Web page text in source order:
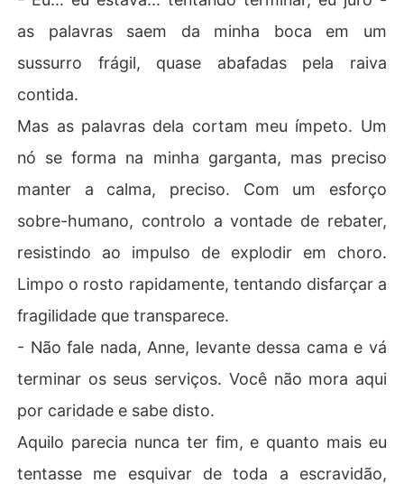
as palavras saem da minha boca em um
sussurro frágil, quase abafadas pela raiva
contida.
Mas as palavras dela cortam meu ímpeto. Um
nó se forma na minha garganta, mas preciso
manter a calma, preciso. Com um esforço
sobre-humano, controlo a vontade de rebater,
resistindo ao impulso de explodir em choro.
Limpo o rosto rapidamente, tentando disfarçar a
fragilidade que transparece.
- Não fale nada, Anne, levante dessa cama e vá
terminar os seus serviços. Você não mora aqui
por caridade e sabe disto.
Aquilo parecia nunca ter fim, e quanto mais eu
tentasse me esquivar de toda a escravidão,